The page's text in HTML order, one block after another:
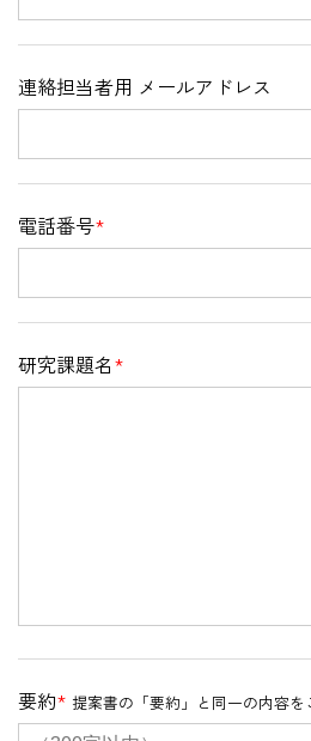
連絡担当者用 メールアドレス
電話番号*
研究課題名*
要約* 提案書の「要約」と同一の内容を